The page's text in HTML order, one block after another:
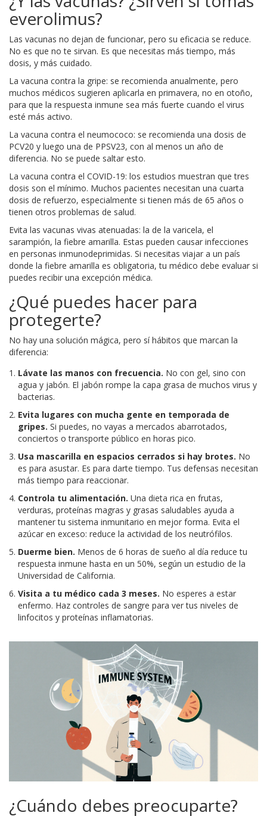
everolimus?
Las vacunas no dejan de funcionar, pero su eficacia se reduce.
No es que no te sirvan. Es que necesitas más tiempo, más
dosis, y más cuidado.
La vacuna contra la gripe: se recomienda anualmente, pero
muchos médicos sugieren aplicarla en primavera, no en otoño,
para que la respuesta inmune sea más fuerte cuando el virus
esté más activo.
La vacuna contra el neumococo: se recomienda una dosis de
PCV20 y luego una de PPSV23, con al menos un año de
diferencia. No se puede saltar esto.
La vacuna contra el COVID-19: los estudios muestran que tres
dosis son el mínimo. Muchos pacientes necesitan una cuarta
dosis de refuerzo, especialmente si tienen más de 65 años o
tienen otros problemas de salud.
Evita las vacunas vivas atenuadas: la de la varicela, el
sarampión, la fiebre amarilla. Estas pueden causar infecciones
en personas inmunodeprimidas. Si necesitas viajar a un país
donde la fiebre amarilla es obligatoria, tu médico debe evaluar si
puedes recibir una excepción médica.
¿Qué puedes hacer para
protegerte?
No hay una solución mágica, pero sí hábitos que marcan la
diferencia:
Lávate las manos con frecuencia. No con gel, sino con
agua y jabón. El jabón rompe la capa grasa de muchos virus y
bacterias.
Evita lugares con mucha gente en temporada de
gripes. Si puedes, no vayas a mercados abarrotados,
conciertos o transporte público en horas pico.
Usa mascarilla en espacios cerrados si hay brotes. No
es para asustar. Es para darte tiempo. Tus defensas necesitan
más tiempo para reaccionar.
Controla tu alimentación. Una dieta rica en frutas,
verduras, proteínas magras y grasas saludables ayuda a
mantener tu sistema inmunitario en mejor forma. Evita el
azúcar en exceso: reduce la actividad de los neutrófilos.
Duerme bien. Menos de 6 horas de sueño al día reduce tu
respuesta inmune hasta en un 50%, según un estudio de la
Universidad de California.
Visita a tu médico cada 3 meses. No esperes a estar
enfermo. Haz controles de sangre para ver tus niveles de
linfocitos y proteínas inflamatorias.
¿Cuándo debes preocuparte?